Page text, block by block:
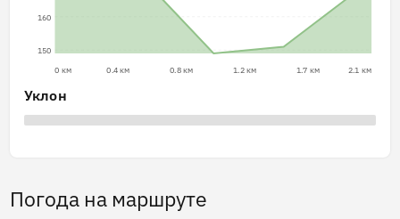
150
160
0 км 0.4 км 0.8 км 1.2 км 1.7 км 2.1 км
Уклон
Погода на маршруте